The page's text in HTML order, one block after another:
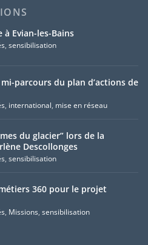
Evian-les-Bains
, sensibilisation
parcours du plan d’actions de
, international, mise en réseau
du glacier” lors de la
Descollonges
, sensibilisation
360 pour le projet
, Missions, sensibilisation